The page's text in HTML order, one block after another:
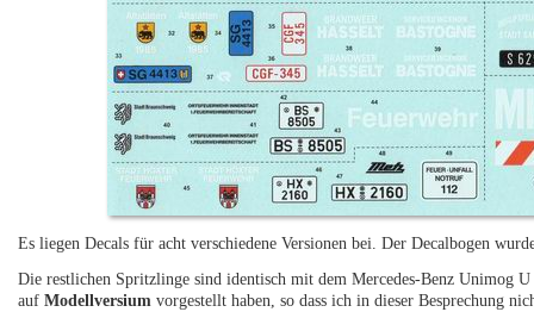
Es liegen Decals für acht verschiedene Versionen bei. Der Decalbogen
Die restlichen Spritzlinge sind identisch mit dem Mercedes-Benz Unimog
aufModellversium vorgestellt haben, so dass ich in dieser Besprechung